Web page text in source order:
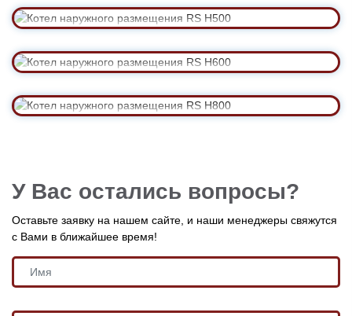
Котел наружного размещения RS H600
Котел наружного размещения RS H800
У Вас остались вопросы?
Оставьте заявку на нашем сайте, и наши менеджеры свяжутся
с Вами в ближайшее время!